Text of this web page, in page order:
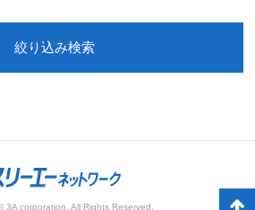
絞り込み検索
3A corporation. All Rights Reserved.